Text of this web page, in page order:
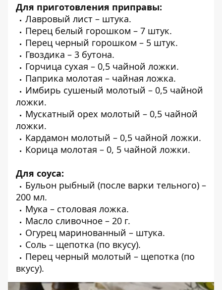
Для приготовления приправы:
Лавровый лист – штука.
Перец белый горошком – 7 штук.
Перец черный горошком – 5 штук.
Гвоздика – 3 бутона.
Горчица сухая – 0,5 чайной ложки.
Паприка молотая – чайная ложка.
Имбирь сушеный молотый – 0,5 чайной
ложки.
Мускатный орех молотый – 0,5 чайной
ложки.
Кардамон молотый – 0,5 чайной ложки.
Корица молотая – 0, 5 чайной ложки.
Для соуса:
Бульон рыбный (после варки тельного) –
200 мл.
Мука – столовая ложка.
Масло сливочное – 20 г.
Огурец маринованный – штука.
Соль – щепотка (по вкусу).
Перец черный молотый – щепотка (по
вкусу).